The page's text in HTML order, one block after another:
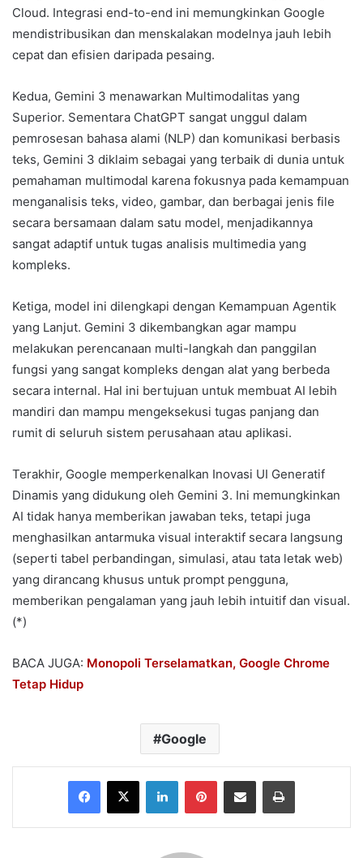
Cloud. Integrasi end-to-end ini memungkinkan Google
mendistribusikan dan menskalakan modelnya jauh lebih
cepat dan efisien daripada pesaing.
Kedua, Gemini 3 menawarkan Multimodalitas yang
Superior. Sementara ChatGPT sangat unggul dalam
pemrosesan bahasa alami (NLP) dan komunikasi berbasis
teks, Gemini 3 diklaim sebagai yang terbaik di dunia untuk
pemahaman multimodal karena fokusnya pada kemampuan
menganalisis teks, video, gambar, dan berbagai jenis file
secara bersamaan dalam satu model, menjadikannya
sangat adaptif untuk tugas analisis multimedia yang
kompleks.
Ketiga, model ini dilengkapi dengan Kemampuan Agentik
yang Lanjut. Gemini 3 dikembangkan agar mampu
melakukan perencanaan multi-langkah dan panggilan
fungsi yang sangat kompleks dengan alat yang berbeda
secara internal. Hal ini bertujuan untuk membuat AI lebih
mandiri dan mampu mengeksekusi tugas panjang dan
rumit di seluruh sistem perusahaan atau aplikasi.
Terakhir, Google memperkenalkan Inovasi UI Generatif
Dinamis yang didukung oleh Gemini 3. Ini memungkinkan
AI tidak hanya memberikan jawaban teks, tetapi juga
menghasilkan antarmuka visual interaktif secara langsung
(seperti tabel perbandingan, simulasi, atau tata letak web)
yang dirancang khusus untuk prompt pengguna,
memberikan pengalaman yang jauh lebih intuitif dan visual.
(*)
BACA JUGA: Monopoli Terselamatkan, Google Chrome
Tetap Hidup
Google
Facebook
X LinkedInPinterestShare via Email Print